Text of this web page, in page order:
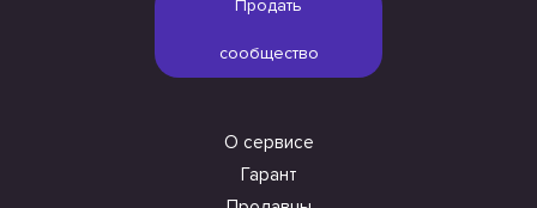
Продать
сообщество
О сервисе
Гарант